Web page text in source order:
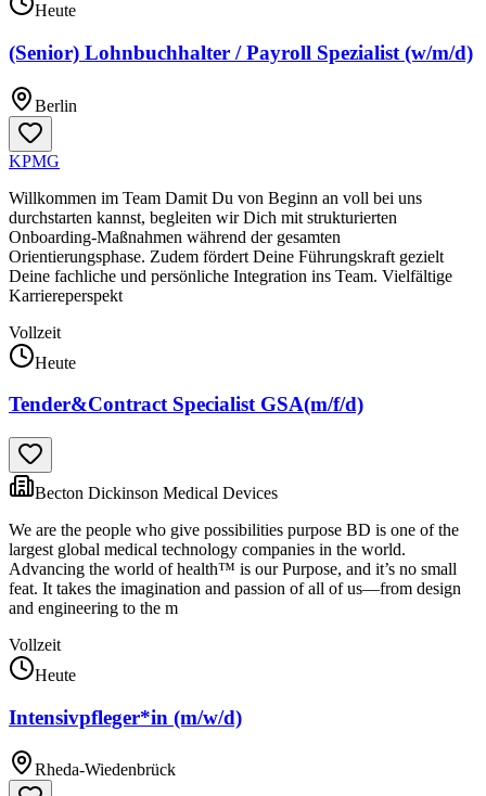
Heute
(Senior) Lohnbuchhalter / Payroll Spezialist (w/m/d)
Berlin
KPMG
Willkommen im Team Damit Du von Beginn an voll bei uns
durchstarten kannst, begleiten wir Dich mit strukturierten
Onboarding-Maßnahmen während der gesamten
Orientierungsphase. Zudem fördert Deine Führungskraft gezielt
Deine fachliche und persönliche Integration ins Team. Vielfältige
Karriereperspekt
Vollzeit
Heute
Tender&Contract Specialist GSA(m/f/d)
Becton Dickinson Medical Devices
We are the people who give possibilities purpose BD is one of the
largest global medical technology companies in the world.
Advancing the world of health™ is our Purpose, and it’s no small
feat. It takes the imagination and passion of all of us—from design
and engineering to the m
Vollzeit
Heute
Intensivpfleger*in (m/w/d)
Rheda-Wiedenbrück